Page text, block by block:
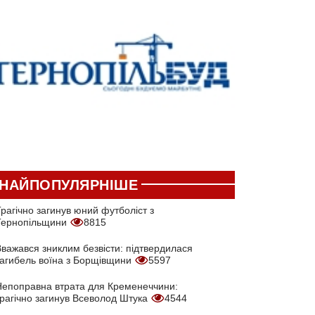
загинув юний футболіст з
8815
зниклим безвісти: підтвердилася
воїна з Борщівщини
5597
втрата для Кременеччини:
загинув Всеволод Штука
4544